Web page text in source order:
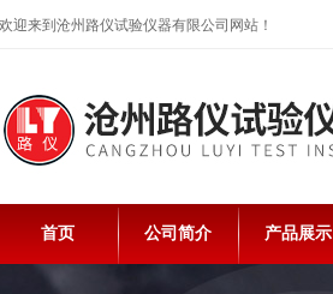
欢迎来到沧州路仪试验仪器有限公司网站！
首页 公司简介 产品展示